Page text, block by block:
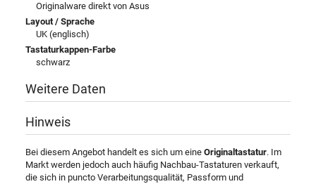
Originalware direkt von Asus
Layout / Sprache
UK (englisch)
Tastaturkappen-Farbe
schwarz
Weitere Daten
Hinweis
Bei diesem Angebot handelt es sich um eine Originaltastatur. Im
Markt werden jedoch auch häufig Nachbau-Tastaturen verkauft,
die sich in puncto Verarbeitungsqualität, Passform und